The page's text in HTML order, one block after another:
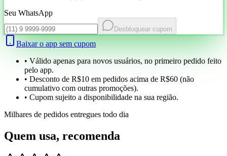
Seu WhatsApp
Desbloquear cupom
Baixar o app sem cupom
• Válido apenas para novos usuários, no primeiro pedido feito
pelo app.
• Desconto de R$10 em pedidos acima de R$60 (não
cumulativo com outras promoções).
• Cupom sujeito a disponibilidade na sua região.
Milhares de pedidos entregues todo dia
Quem usa, recomenda